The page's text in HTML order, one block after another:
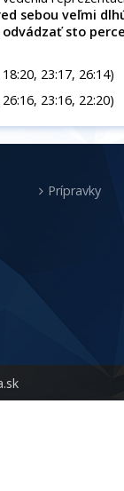
sebou veľmi
sto
23:17, 26:14)
23:16, 22:20)
Prípravky